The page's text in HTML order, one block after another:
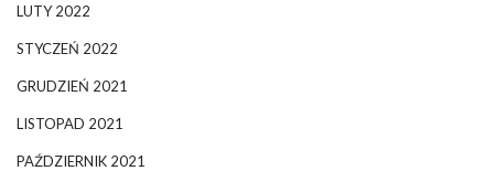
LUTY 2022
STYCZEŃ 2022
GRUDZIEŃ 2021
LISTOPAD 2021
PAŹDZIERNIK 2021